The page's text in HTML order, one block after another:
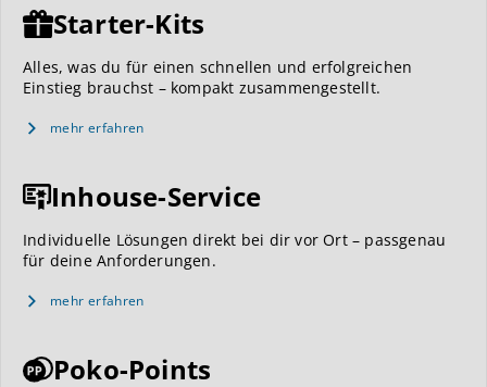
Starter-Kits
Alles, was du für einen schnellen und erfolgreichen
Einstieg brauchst – kompakt zusammengestellt.
mehr erfahren
Inhouse-Service
Individuelle Lösungen direkt bei dir vor Ort – passgenau
für deine Anforderungen.
mehr erfahren
Poko-Points